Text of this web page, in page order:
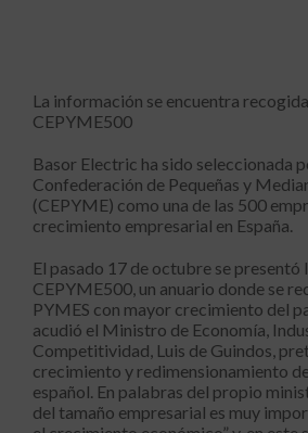
La información se encuentra
CEPYME500
Basor Electric ha sido seleccionada
Confederación de Pequeñas y
(CEPYME) como una de las 500
crecimiento empresarial en España.
El pasado 17 de octubre se presentó
CEPYME500, un anuario donde se
PYMES con mayor crecimiento del
acudió el Ministro de Economía,
Competitividad, Luis de Guindos,
crecimiento y redimensionamiento
español. En palabras del propio
del tamaño empresarial es muy